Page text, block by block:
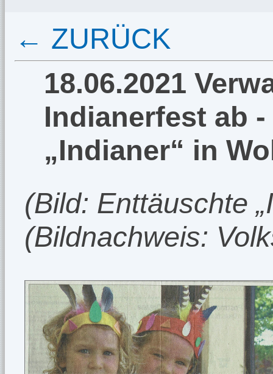
← ZURÜCK
18.06.2021
Indianerfest ab
„Indianer“ in
(Bild: Enttäuschte
(Bildnachweis: